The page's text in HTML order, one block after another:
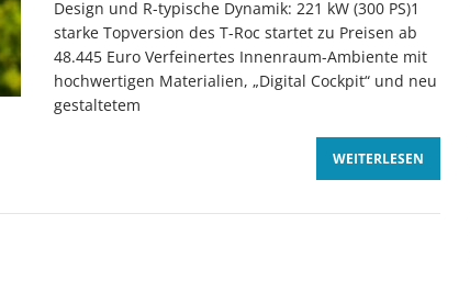
optimale Witterungsschutz für Neuwagen: Strategien
RATGEBER
als Teil der Stadtgestaltung – Warum gute
Design und R-typische Dynamik: 221 kW (300 PS)1
starke Topversion des T-Roc startet zu Preisen ab
48.445 Euro Verfeinertes Innenraum-Ambiente mit
hochwertigen Materialien, „Digital Cockpit“ und neu
gestaltetem
WEITERLESEN